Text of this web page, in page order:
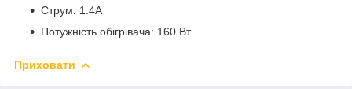
Струм: 1.4A
Потужність обігрівача: 160 Вт.
Приховати